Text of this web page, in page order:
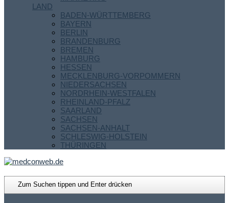
LAND
BADEN-WÜRTTEMBERG
BAYERN
BERLIN
BRANDENBURG
BREMEN
HAMBURG
HESSEN
MECKLENBURG-VORPOMMERN
NIEDERSACHSEN
NORDRHEIN-WESTFALEN
RHEINLAND-PFALZ
SAARLAND
SACHSEN
SACHSEN-ANHALT
SCHLESWIG-HOLSTEIN
THÜRINGEN